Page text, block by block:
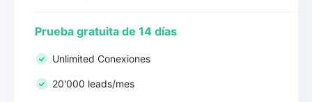
Prueba gratuita de 14 días
Unlimited Conexiones
20'000 leads/mes